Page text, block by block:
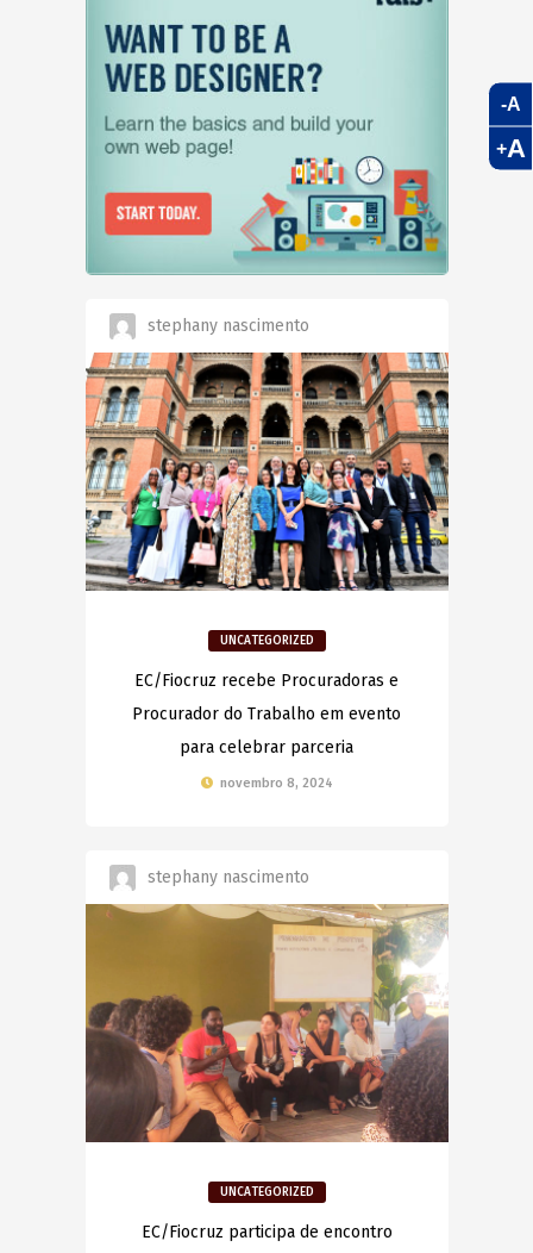
stephany nascimento
UNCATEGORIZED
EC/Fiocruz recebe Procuradoras e
Procurador do Trabalho em evento
para celebrar parceria
novembro 8, 2024
stephany nascimento
UNCATEGORIZED
EC/Fiocruz participa de encontro
-A
+A